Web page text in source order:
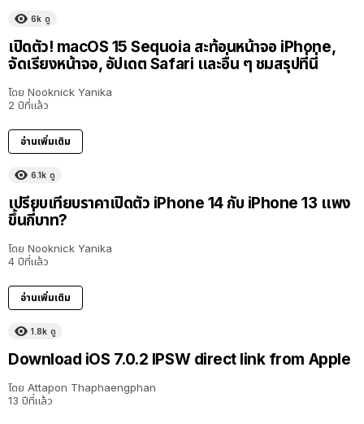
6k ดู
เปิดตัว! macOS 15 Sequoia สะท้อนหน้าจอ iPhone,
จัดเรียงหน้าจอ, อัปเดต Safari และอื่น ๆ ชมสรุปที่นี่
โดย Nooknick Yanika
2 ปีที่แล้ว
อ่านเพิ่มเติม
6.1k ดู
เปรียบเทียบราคาเปิดตัว iPhone 14 กับ iPhone 13 แพง
ขึ้นกี่บาท?
โดย Nooknick Yanika
4 ปีที่แล้ว
อ่านเพิ่มเติม
1.8k ดู
Download iOS 7.0.2 IPSW direct link from Apple
โดย Attapon Thaphaengphan
13 ปีที่แล้ว